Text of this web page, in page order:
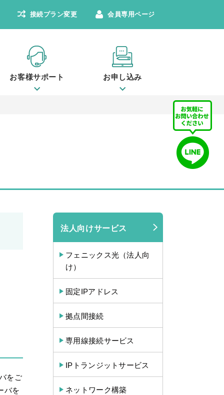
お客様サポート お申し込み
接続プラン変更 会員専用ページ
をご
バを
法人向けサービス
フェニックス光（法人向
け）
固定IPアドレス
拠点間接続
専用線接続サービス
IPトランジットサービス
ネットワーク構築